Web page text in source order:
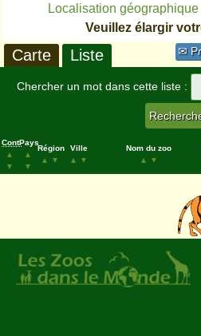
Localisation
Veuillez élargir
✉
Carte Liste
Chercher un mot dans cette liste :
Cont.
▲
▼
Pays
▲
▼
Région
▲
▼
Ville
▲
▼
Nom du zoo
▲
▼